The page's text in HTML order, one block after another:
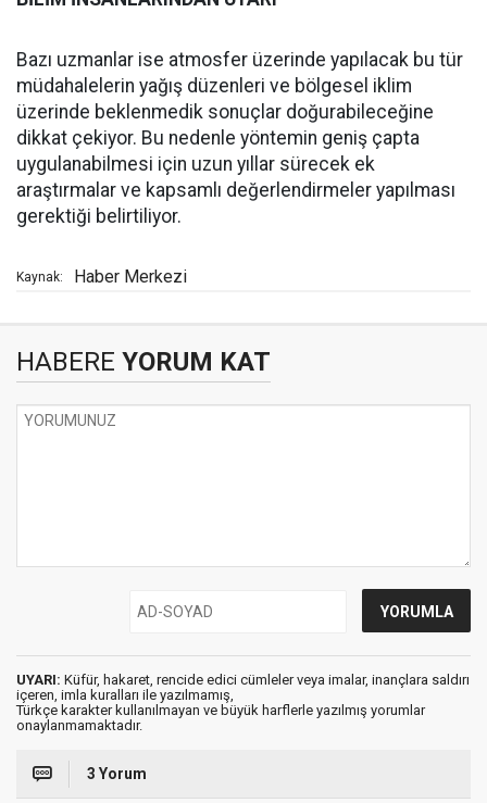
Bazı uzmanlar ise atmosfer üzerinde yapılacak bu tür
müdahalelerin yağış düzenleri ve bölgesel iklim
üzerinde beklenmedik sonuçlar doğurabileceğine
dikkat çekiyor. Bu nedenle yöntemin geniş çapta
uygulanabilmesi için uzun yıllar sürecek ek
araştırmalar ve kapsamlı değerlendirmeler yapılması
gerektiği belirtiliyor.
Kaynak: Haber Merkezi
HABERE YORUM KAT
UYARI: Küfür, hakaret, rencide edici cümleler veya imalar, inançlara saldırı
içeren, imla kuralları ile yazılmamış,
Türkçe karakter kullanılmayan ve büyük harflerle yazılmış yorumlar
onaylanmamaktadır.
3 Yorum